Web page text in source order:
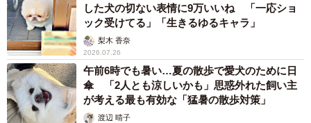
した犬の切ない表情に9万いいね 「一応ショ
ック受けてる」「生きるゆるキャラ」
梨木 香奈
2026.07.26
午前6時でも暑い…夏の散歩で愛犬のために日
傘 「2人とも涼しいかも」思惑外れた飼い主
が考える最も有効な「猛暑の散歩対策」
渡辺 晴子